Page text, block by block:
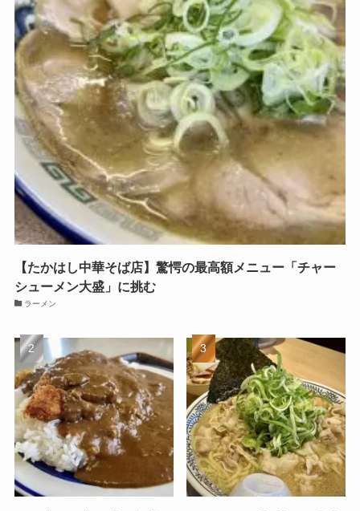
【たかはし中華そば店】驚愕の最高額メニュー「チャー
シューメン大盛」に挑む
ラーメン